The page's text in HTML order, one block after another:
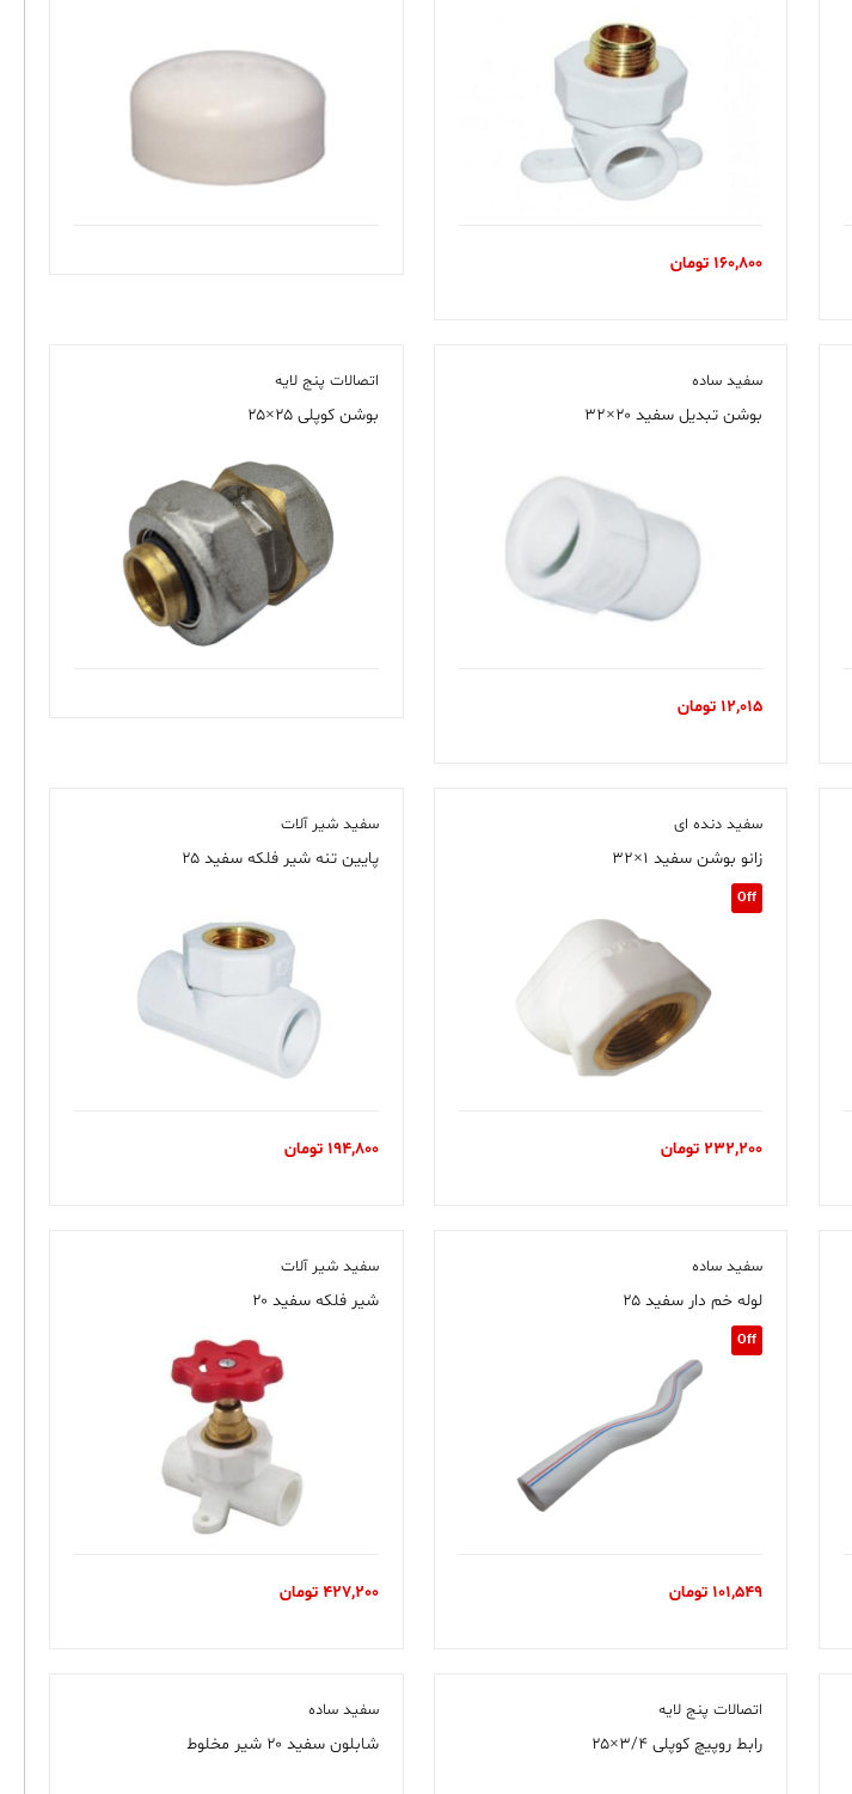
160,800 تومان
سفید ساده
بوشن تبدیل سفید ۲۰×۳۲
12,015 تومان
اتصالات پنج لایه
بوشن کوپلی ۲۵×۲۵
سفید دنده ای
زانو بوشن سفید ۱×۳۲
Off
232,200 تومان
سفید شیر آلات
پایین تنه شیر فلکه سفید ۲۵
194,800 تومان
سفید ساده
لوله خم دار سفید ۲۵
Off
101,549 تومان
سفید شیر آلات
شیر فلکه سفید ۲۰
427,200 تومان
اتصالات پنج لایه
رابط روپیچ کوپلی ۳/۴×۲۵
سفید ساده
شابلون سفید ۲۰ شیر مخلوط